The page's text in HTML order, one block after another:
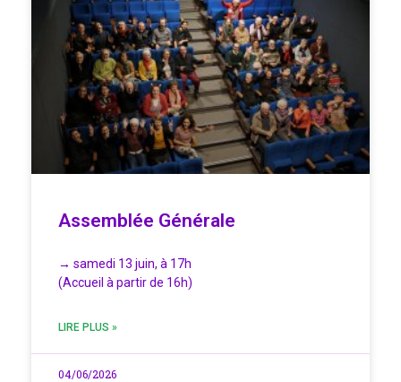
Assemblée Générale
→ samedi 13 juin, à 17h
(Accueil à partir de 16h)
LIRE PLUS »
04/06/2026